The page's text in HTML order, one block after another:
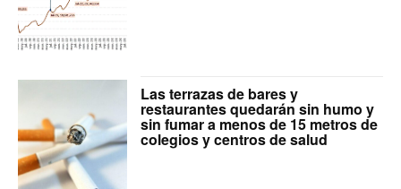
Las terrazas de bares y
restaurantes quedarán sin humo y
sin fumar a menos de 15 metros de
colegios y centros de salud